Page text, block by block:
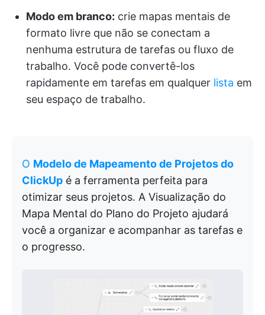
Modo em branco: crie mapas mentais de
formato livre que não se conectam a
nenhuma estrutura de tarefas ou fluxo de
trabalho. Você pode convertê-los
rapidamente em tarefas em qualquer lista em
seu espaço de trabalho.
O Modelo de Mapeamento de Projetos do
ClickUp é a ferramenta perfeita para
otimizar seus projetos. A Visualização do
Mapa Mental do Plano do Projeto ajudará
você a organizar e acompanhar as tarefas e
o progresso.